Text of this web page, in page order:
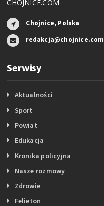
CHOJNICE.COM
Chojnice, Polska
redakcja@chojnice.com
Serwisy
Aktualności
Sport
Powiat
Edukacja
Kronika policyjna
Nasze rozmowy
Zdrowie
Felieton